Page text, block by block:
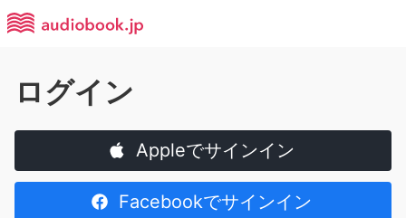
ログイン
Appleでサインイン
Facebookでサインイン